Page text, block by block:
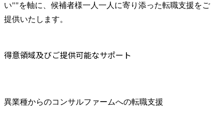
い""を軸に、候補者様一人一人に寄り添った転職支援をご
提供いたします。
得意領域及びご提供可能なサポート
異業種からのコンサルファームへの転職支援